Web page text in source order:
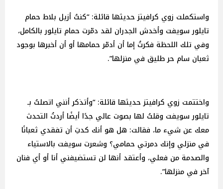
واستكملت زوي كرافيتز حديثها قائلة: “كنتُ أزيل بلاط حمام
تايلور سويفت وأخدش الجدران لقد دمّرت حمام تايلور بالكامل،
وفي تلك اللحظة فكرتُ إما أن أدمّر حمامها أو أن أخبرها بوجود
ثعبان سام حر طليق في منزلها”.
واختتمت زوي كرافيتز حديثها قائلة: “وأتذكر أنني اتصلتُ بـ
تايلور سويفت وقلتُ لها بصوت عالي جدًا أيضًا أردتُ التحدث
معك عن شيء ما، فقالت: هل هو أنك كدتِ أن تفقدي ثعبانًا
في منزلي وإنك دمرتي حمامي؟ وشعرت سويفت بالاستياء
والصدمة من فعلي، وأعتقد أنها لن تستضيفني أنا أو أي فنان
آخر في منزلها”.